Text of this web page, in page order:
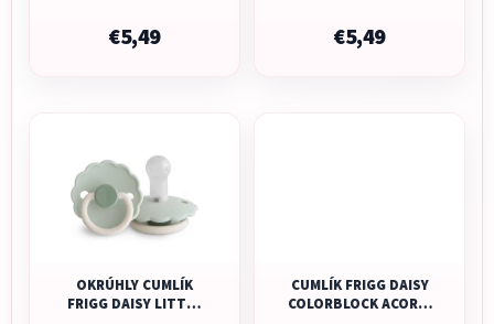
€5,49 €5,49
OKRÚHLY CUMLÍK
FRIGG DAISY LITTLE
CUMLÍK FRIGG DAISY
COLORBLOCK ACORN,